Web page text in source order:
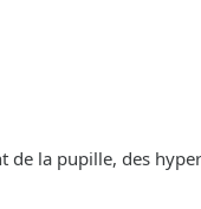
la pupille, des